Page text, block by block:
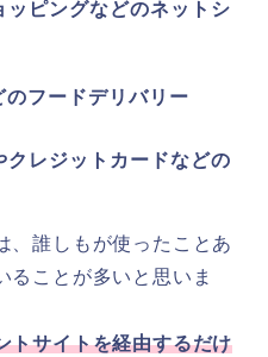
ピングなどのネットシ
フードデリバリー
レジットカードなどの
、誰しもが使ったことあ
ることが多いと思いま
トサイトを経由するだけ